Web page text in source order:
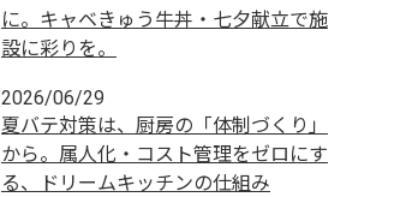
に。キャベきゅう牛丼・七夕献立で施
設に彩りを。
2026/06/29
夏バテ対策は、厨房の「体制づくり」
から。属人化・コスト管理をゼロにす
る、ドリームキッチンの仕組み